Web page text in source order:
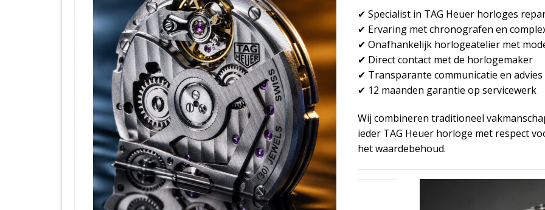
✔ Specialist in TAG Heuer horloges
✔ Ervaring met chronografen en
✔ Onafhankelijk horlogeatelier met
✔ Direct contact met de horlogemaker
✔ Transparante communicatie en advies
✔ 12 maanden garantie op servicewerk
Wij combineren traditioneel
ieder TAG Heuer horloge met respect
het waardebehoud.